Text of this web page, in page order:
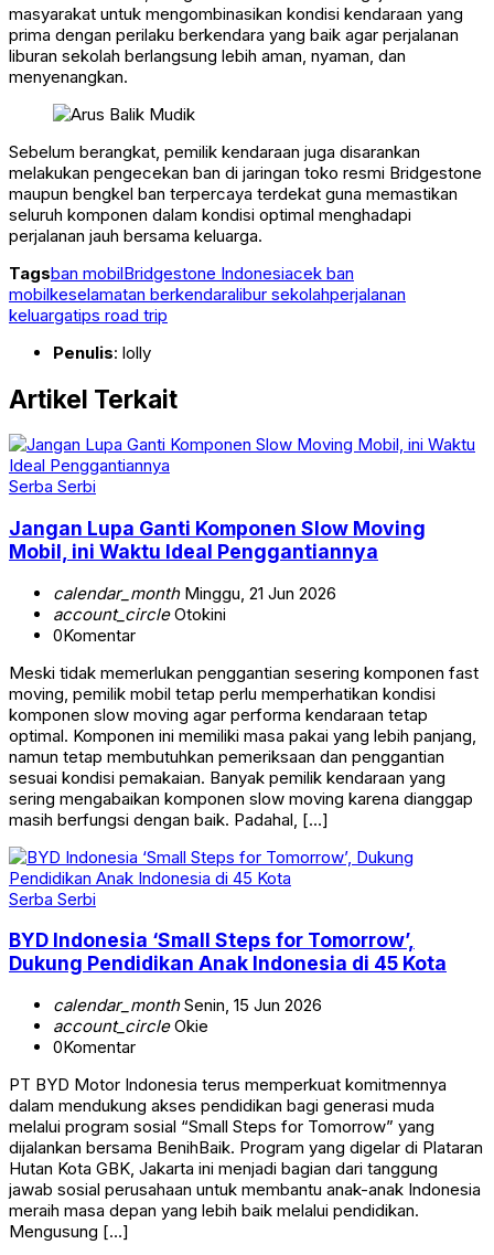
masyarakat untuk mengombinasikan kondisi kendaraan yang
prima dengan perilaku berkendara yang baik agar perjalanan
liburan sekolah berlangsung lebih aman, nyaman, dan
menyenangkan.
Sebelum berangkat, pemilik kendaraan juga disarankan
melakukan pengecekan ban di jaringan toko resmi Bridgestone
maupun bengkel ban terpercaya terdekat guna memastikan
seluruh komponen dalam kondisi optimal menghadapi
perjalanan jauh bersama keluarga.
Tagsban mobilBridgestone Indonesiacek ban
mobilkeselamatan berkendaralibur sekolahperjalanan
keluargatips road trip
Penulis: lolly
Artikel Terkait
Serba Serbi
Jangan Lupa Ganti Komponen Slow Moving
Mobil, ini Waktu Ideal Penggantiannya
calendar_monthMinggu, 21 Jun 2026
account_circleOtokini
0Komentar
Meski tidak memerlukan penggantian sesering komponen fast
moving, pemilik mobil tetap perlu memperhatikan kondisi
komponen slow moving agar performa kendaraan tetap
optimal. Komponen ini memiliki masa pakai yang lebih panjang,
namun tetap membutuhkan pemeriksaan dan penggantian
sesuai kondisi pemakaian. Banyak pemilik kendaraan yang
sering mengabaikan komponen slow moving karena dianggap
masih berfungsi dengan baik. Padahal, […]
Serba Serbi
BYD Indonesia ‘Small Steps for Tomorrow’,
Dukung Pendidikan Anak Indonesia di 45 Kota
calendar_monthSenin, 15 Jun 2026
account_circleOkie
0Komentar
PT BYD Motor Indonesia terus memperkuat komitmennya
dalam mendukung akses pendidikan bagi generasi muda
melalui program sosial “Small Steps for Tomorrow” yang
dijalankan bersama BenihBaik. Program yang digelar di Plataran
Hutan Kota GBK, Jakarta ini menjadi bagian dari tanggung
jawab sosial perusahaan untuk membantu anak-anak Indonesia
meraih masa depan yang lebih baik melalui pendidikan.
Mengusung […]